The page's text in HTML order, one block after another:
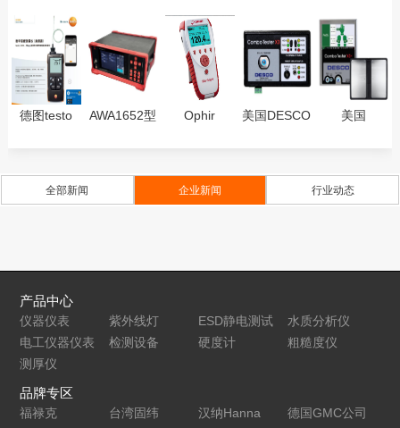
德图testo
单通道K型
热电偶测温
AWA1652型
Ophir
计-彩色显示
美国DESCO
X3 Tester
美国
合测试套件-
Combo
全部新闻 企业新闻 行业动态
产品中心
仪器仪表 紫外线灯
ESD静电测试
仪
水质分析仪
电工仪器仪表
检测设备 硬度计
粗糙度仪
测厚仪
品牌专区
福禄克 台湾固纬 汉纳Hanna 德国GMC公司